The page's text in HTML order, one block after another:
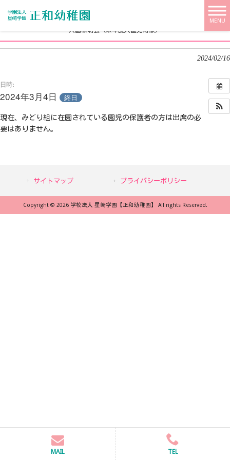
MENU
学校法人 星崎学園【正和幼稚園】 HOME 入園説明会（来年度入園児対象）
入園説明会（来年度入園児対象）
2024/02/16
日時:
2024年3月4日 終日
現在、みどり組に在園されている園児の保護者の方は出席の必
要はありません。
サイトマップ プライバシーポリシー
Copyright © 2026 学校法人 星崎学園【正和幼稚園】 All rights Reserved.
MAIL TEL